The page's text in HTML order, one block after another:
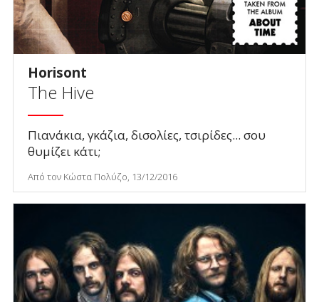
Horisont
The Hive
Πιανάκια, γκάζια, δισολίες, τσιρίδες... σου
θυμίζει κάτι;
Από τον Κώστα Πολύζο, 13/12/2016